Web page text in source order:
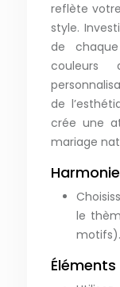
reflète
style.
de
couleurs
de
crée une
mariage
le
motifs).